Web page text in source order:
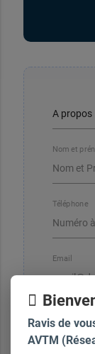
Nom et
Téléphone
Email
Votre
Ravis de
AVTM